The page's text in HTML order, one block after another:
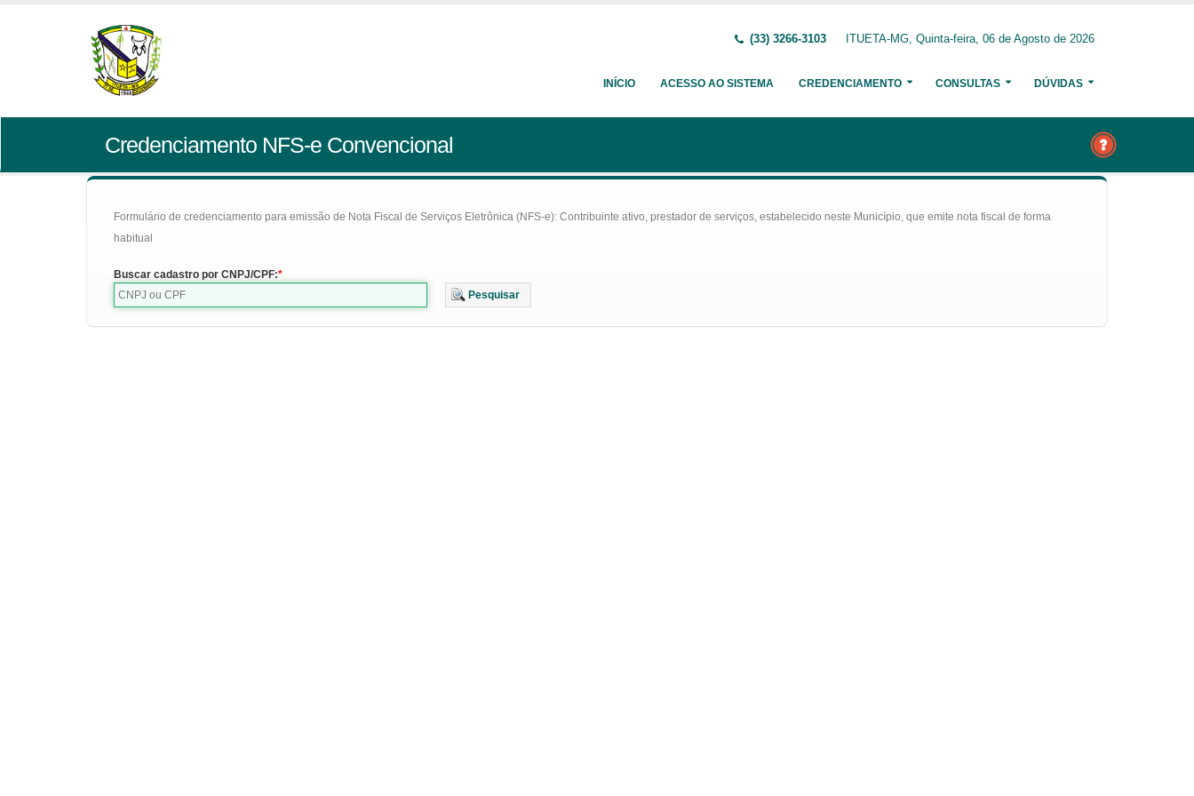
(33) 3266-3103 ITUETA-MG, Quinta-feira, 06 de Agosto de 2026
INÍCIO ACESSO AO SISTEMA CREDENCIAMENTO CONSULTAS DÚVIDAS
Credenciamento NFS-e Convencional
Formulário de credenciamento para emissão de Nota Fiscal de Serviços Eletrônica (NFS-e): Contribuinte ativo, prestador de serviços, estabelecido neste Município, que emite nota fiscal de forma
habitual
Buscar cadastro por CNPJ/CPF:
Pesquisar